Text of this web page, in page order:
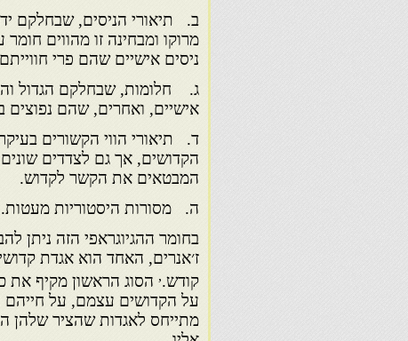
ב. תיאורי הניסים, שבחלקם
מרוקו ומבחינה זו מהווים
ניסים אישיים שהם פרי
ג. חלומות, שבחלקם הגדול
אישיים, ואחרים, שהם נפוצים
ד. תיאורי הווי הקשורים
הקדושים, אך גם לצדדים שונים
המבטאים את הקשר לקדוש.
ה. מסורות היסטוריות מעטות.
בחומר ההגיוגראפי הזה ניתן
ז׳אנרים, האחד הוא אגדת
קודש., הסוג הראשון מקיף את
על הקדושים עצמם, על חייהם
מתייחס לאגדות שהציר שלהן